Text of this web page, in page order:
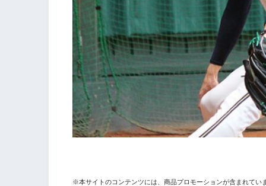
※本サイトのコンテンツには、商品プロモーションが含まれてい